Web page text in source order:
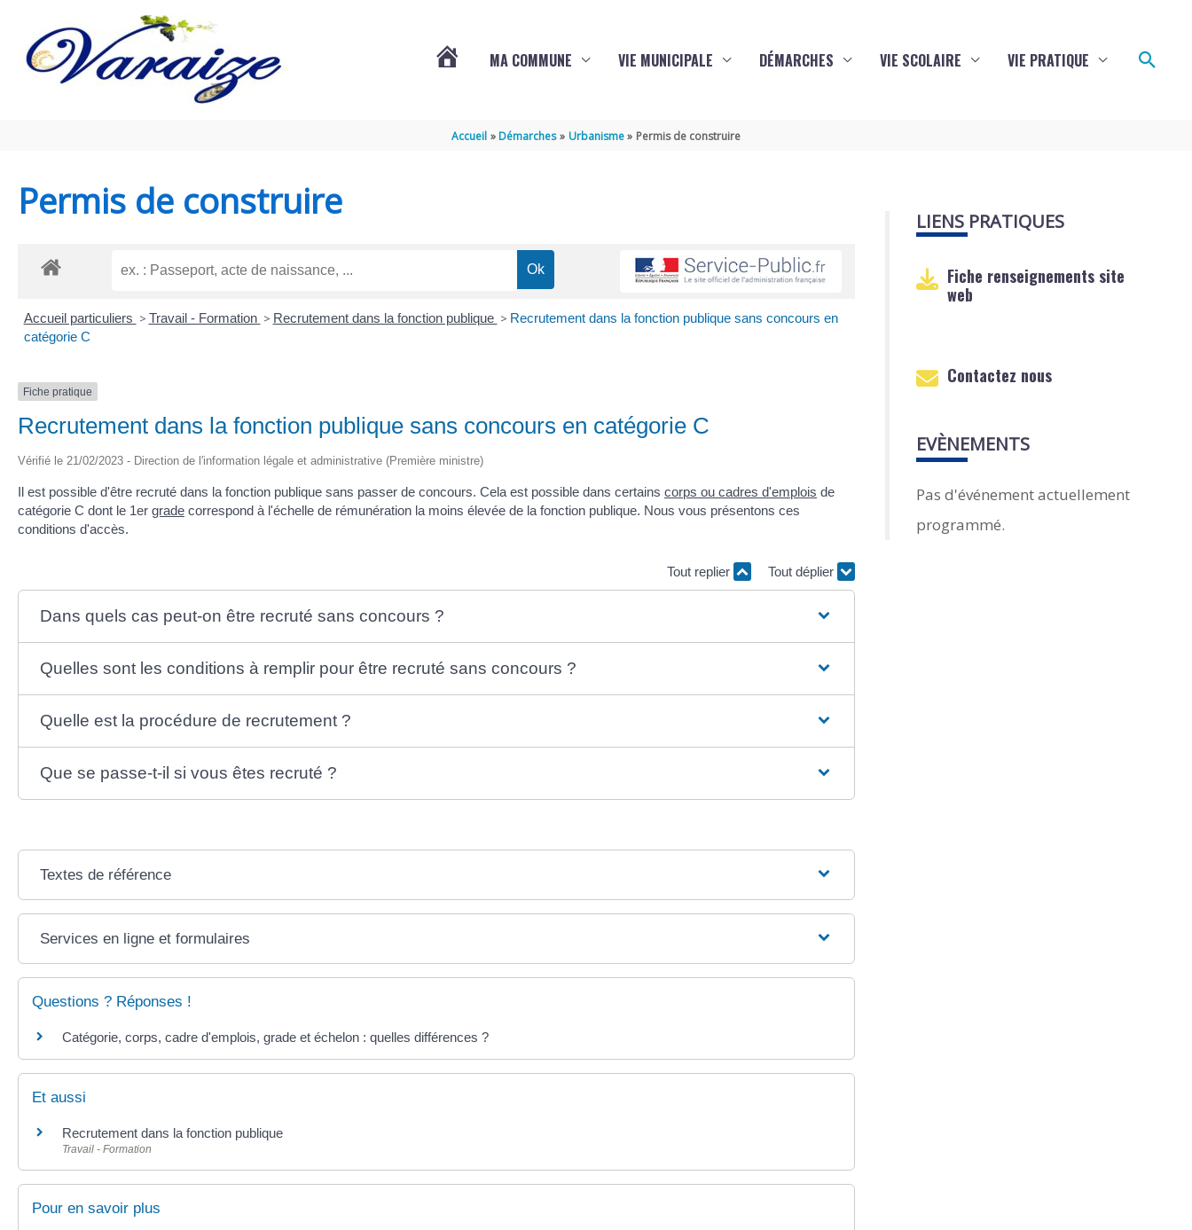
MA COMMUNE VIE MUNICIPALE DÉMARCHES VIE SCOLAIRE VIE PRATIQUE
Accueil Démarches Urbanisme Permis de construire
Permis de construire
Accueil particuliers > Travail - Formation > Recrutement dans la fonction publique > Recrutement dans la fonction publique sans concours en
catégorie C
Fiche pratique
Recrutement dans la fonction publique sans concours en catégorie C
Vérifié le 21/02/2023 - Direction de l'information légale et administrative (Première ministre)
Il est possible d'être recruté dans la fonction publique sans passer de concours. Cela est possible dans certains corps ou cadres d'emplois de
catégorie C dont le 1er grade correspond à l'échelle de rémunération la moins élevée de la fonction publique. Nous vous présentons ces
conditions d'accès.
Tout replier Tout déplier
Dans quels cas peut-on être recruté sans concours ?
Quelles sont les conditions à remplir pour être recruté sans concours ?
Quelle est la procédure de recrutement ?
Que se passe-t-il si vous êtes recruté ?
Textes de référence
Services en ligne et formulaires
Questions ? Réponses !
Catégorie, corps, cadre d'emplois, grade et échelon : quelles différences ?
Et aussi
Recrutement dans la fonction publique
Travail - Formation
Pour en savoir plus
LIENS PRATIQUES
Fiche renseignements site
web
Contactez nous
EVÈNEMENTS
Pas d'événement actuellement
programmé.